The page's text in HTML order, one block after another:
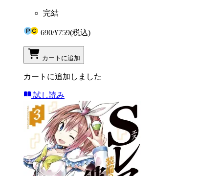
完結
690/¥759(税込)
カートに追加
カートに追加しました
試し読み